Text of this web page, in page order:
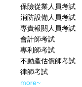
保險從業人員考試
消防設備人員考試
專責報關人員考試
會計師考試
專利師考試
不動產估價師考試
律師考試
more~